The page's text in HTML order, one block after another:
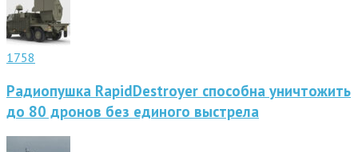
1758
Радиопушка RapidDestroyer способна уничтожить
до 80 дронов без единого выстрела